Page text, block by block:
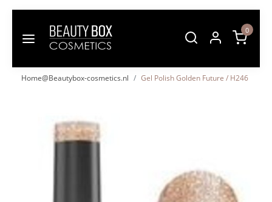
0
Home@Beautybox-cosmetics.nl Gel Polish Golden Future / H246